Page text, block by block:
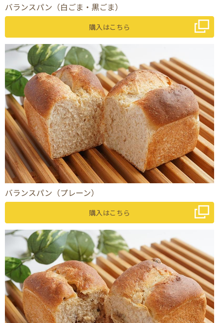
バランスパン（白ごま・黒ごま）
購入はこちら
バランスパン（プレーン）
購入はこちら